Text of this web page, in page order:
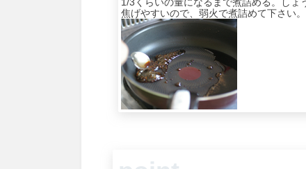
1/3くらいの量になるまで煮詰める。しょ
焦げやすいので、弱火で煮詰めて下さい。